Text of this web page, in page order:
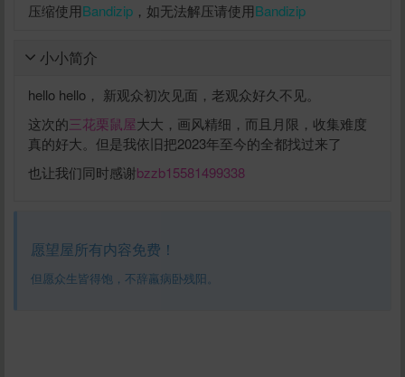
压缩使用Bandizip ，如无法解压请使用Bandizip
小小简介
hello hello， 新观众初次见面，老观众好久不见。
这次的三花栗鼠屋大大，画风精细，而且月限，收集难度
真的好大。但是我依旧把2023年至今的全都找过来了
也让我们同时感谢bzzb15581499338
愿望屋所有内容免费！
但愿众生皆得饱，不辞羸病卧残阳。